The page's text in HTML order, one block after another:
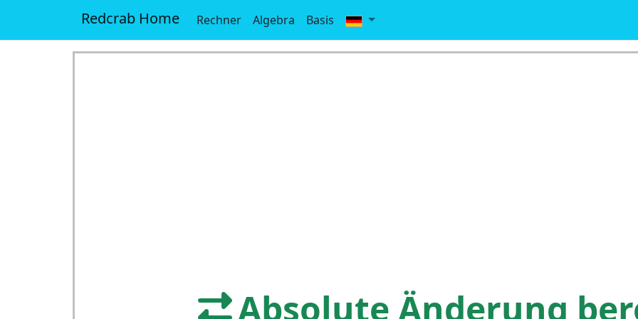
Redcrab Home Rechner Algebra Basis
Absolute Änderung